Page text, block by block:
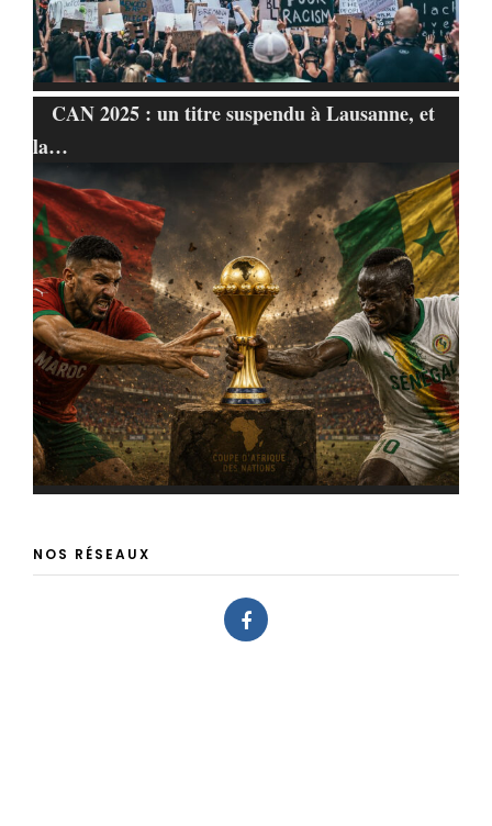
CAN 2025 : un titre suspendu à Lausanne, et
la…
NOS RÉSEAUX